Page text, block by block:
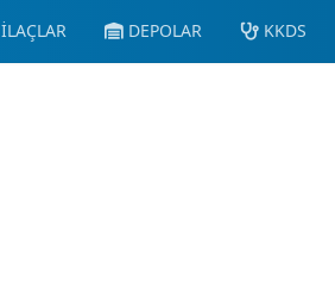
İLAÇLAR DEPOLAR KKDS